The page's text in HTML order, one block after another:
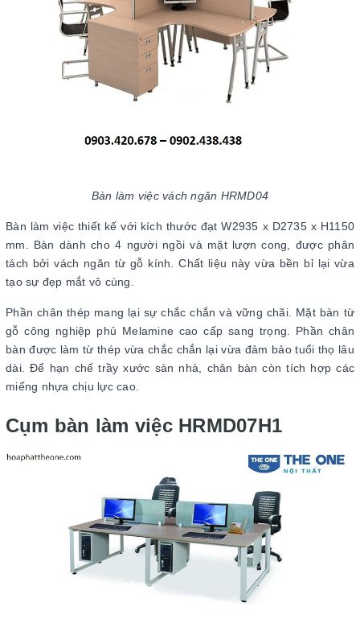
Bàn làm việc vách ngăn HRMD04
Bàn làm việc thiết kế với kích thước đạt W2935 x D2735 x H1150
mm. Bàn dành cho 4 người ngồi và mặt lượn cong, được phân
tách bởi vách ngăn từ gỗ kính. Chất liệu này vừa bền bỉ lại vừa
tạo sự đẹp mắt vô cùng.
Phần chân thép mang lại sự chắc chắn và vững chãi. Mặt bàn từ
gỗ công nghiệp phủ Melamine cao cấp sang trọng. Phần chân
bàn được làm từ thép vừa chắc chắn lại vừa đảm bảo tuổi thọ lâu
dài. Để hạn chế trầy xước sàn nhà, chân bàn còn tích hợp các
miếng nhựa chịu lực cao.
Cụm bàn làm việc HRMD07H1